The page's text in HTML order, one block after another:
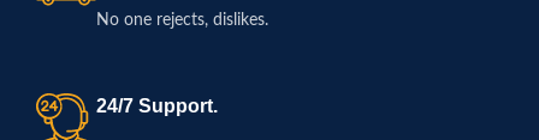
No one rejects, dislikes.
24/7 Support.